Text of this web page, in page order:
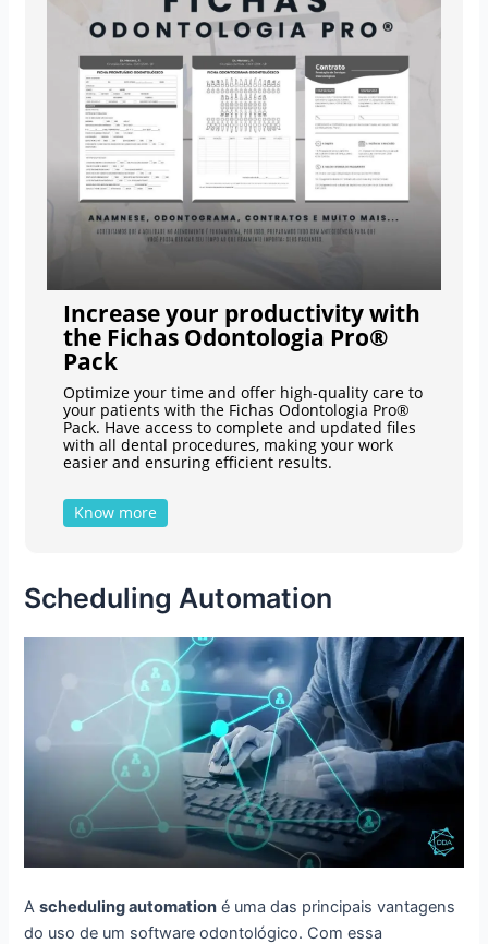
Increase your productivity with
the Fichas Odontologia Pro®
Pack
Optimize your time and offer high-quality care to
your patients with the Fichas Odontologia Pro®
Pack. Have access to complete and updated files
with all dental procedures, making your work
easier and ensuring efficient results.
Know more
Scheduling Automation
Ascheduling automation é uma das principais vantagens
do uso de um software odontológico. Com essa